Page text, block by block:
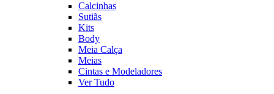
Calcinhas
Sutiãs
Kits
Body
Meia Calça
Meias
Cintas e Modeladores
Ver Tudo